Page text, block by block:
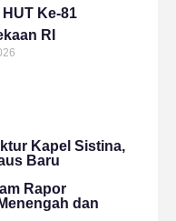
Ke-81
RI
Kapel Sistina,
Baru
Rapor
dan